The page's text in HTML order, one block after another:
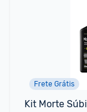
Frete Grátis
Kit Morte